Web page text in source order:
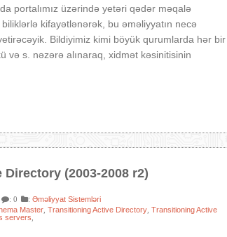
portalımız üzərində yetəri qədər məqalə
kifayətlənərək, bu əməliyyatın necə
Bildiyimiz kimi böyük qurumlarda hər bir
və s. nəzərə alınaraq, xidmət kəsinitisinin
(2003-2008 r2)
: 0 :Əməliyyat Sistemləri
Master ,Transitioning Active Directory ,Transitioning Active
servers